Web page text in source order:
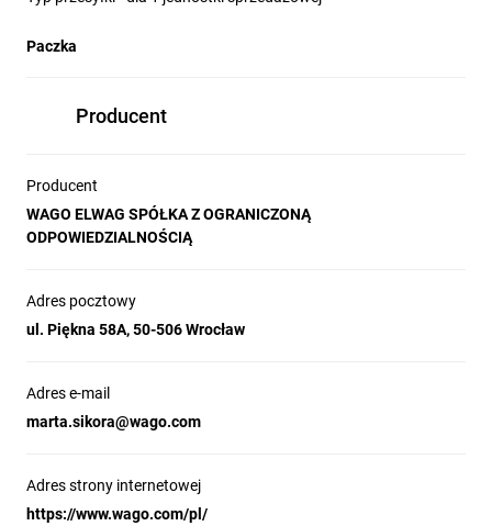
Paczka
Producent
Producent
WAGO ELWAG SPÓŁKA Z OGRANICZONĄ
ODPOWIEDZIALNOŚCIĄ
Adres pocztowy
ul. Piękna 58A, 50-506 Wrocław
Adres e-mail
marta.sikora@wago.com
Adres strony internetowej
https://www.wago.com/pl/